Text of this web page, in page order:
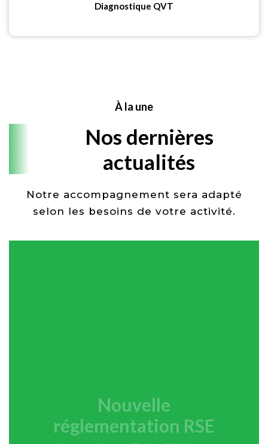
Diagnostique QVT
En Savoir Plus
À la une
Nos dernières
actualités
Notre accompagnement sera adapté
selon les besoins de votre activité.